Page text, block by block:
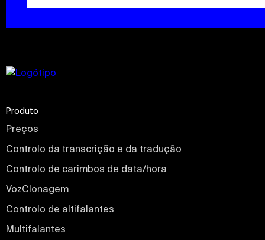
Produto
Preços
Controlo da transcrição e da tradução
Controlo de carimbos de data/hora
VozClonagem
Controlo de altifalantes
Multifalantes